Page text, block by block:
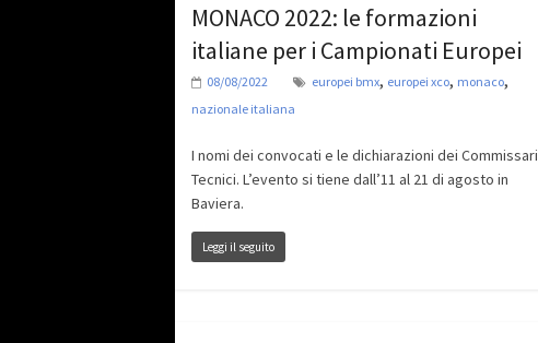
MONACO 2022: le formazioni
italiane per i Campionati Europei
08/08/2022 europei bmx, europei xco, monaco,
nazionale italiana
I nomi dei convocati e le dichiarazioni dei Commissari
Tecnici. L’evento si tiene dall’11 al 21 di agosto in
Baviera.
Leggi il seguito